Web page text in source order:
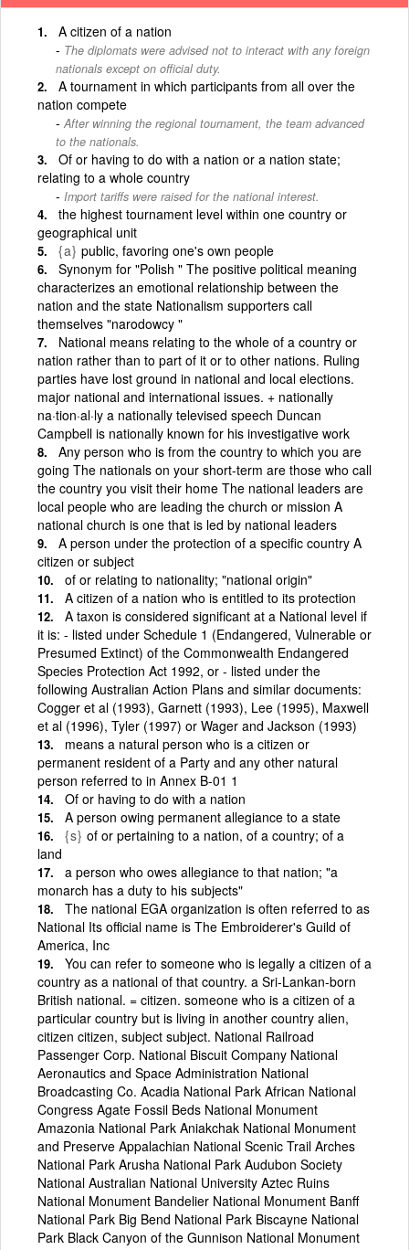
A citizen of a nation
The diplomats were advised not to interact with any foreign
nationals except on official duty.
A tournament in which participants from all over the
nation compete
After winning the regional tournament, the team advanced
to the nationals.
Of or having to do with a nation or a nation state;
relating to a whole country
Import tariffs were raised for the national interest.
the highest tournament level within one country or
geographical unit
{a} public, favoring one's own people
Synonym for "Polish " The positive political meaning
characterizes an emotional relationship between the
nation and the state Nationalism supporters call
themselves "narodowcy "
National means relating to the whole of a country or
nation rather than to part of it or to other nations. Ruling
parties have lost ground in national and local elections.
major national and international issues. + nationally
na·tion·al·ly a nationally televised speech Duncan
Campbell is nationally known for his investigative work
Any person who is from the country to which you are
going The nationals on your short-term are those who call
the country you visit their home The national leaders are
local people who are leading the church or mission A
national church is one that is led by national leaders
A person under the protection of a specific country A
citizen or subject
of or relating to nationality; "national origin"
A citizen of a nation who is entitled to its protection
A taxon is considered significant at a National level if
it is: - listed under Schedule 1 (Endangered, Vulnerable or
Presumed Extinct) of the Commonwealth Endangered
Species Protection Act 1992, or - listed under the
following Australian Action Plans and similar documents:
Cogger et al (1993), Garnett (1993), Lee (1995), Maxwell
et al (1996), Tyler (1997) or Wager and Jackson (1993)
means a natural person who is a citizen or
permanent resident of a Party and any other natural
person referred to in Annex B-01 1
Of or having to do with a nation
A person owing permanent allegiance to a state
{s} of or pertaining to a nation, of a country; of a
land
a person who owes allegiance to that nation; "a
monarch has a duty to his subjects"
The national EGA organization is often referred to as
National Its official name is The Embroiderer's Guild of
America, Inc
You can refer to someone who is legally a citizen of a
country as a national of that country. a Sri-Lankan-born
British national. = citizen. someone who is a citizen of a
particular country but is living in another country alien,
citizen citizen, subject subject. National Railroad
Passenger Corp. National Biscuit Company National
Aeronautics and Space Administration National
Broadcasting Co. Acadia National Park African National
Congress Agate Fossil Beds National Monument
Amazonia National Park Aniakchak National Monument
and Preserve Appalachian National Scenic Trail Arches
National Park Arusha National Park Audubon Society
National Australian National University Aztec Ruins
National Monument Bandelier National Monument Banff
National Park Big Bend National Park Biscayne National
Park Black Canyon of the Gunnison National Monument